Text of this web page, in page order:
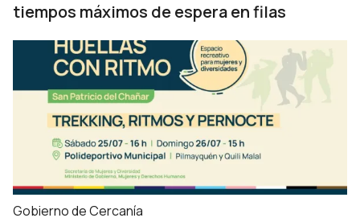
tiempos máximos de espera en filas
Gobierno de Cercanía